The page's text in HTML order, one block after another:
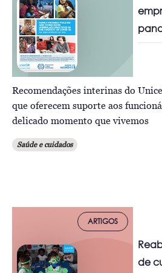
Recomendações interinas do
que oferecem suporte aos
delicado momento que vivemos
Saúde e cuidados
ARTIGOS
de